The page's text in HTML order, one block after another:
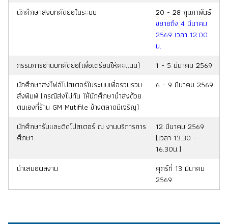
นักศึกษาส่งบทคัดย่อในระบบ
20 - 28 กุมภาพันธ์
ขยายถึง 4 มีนาคม
2569 เวลา 12.00
น.
กรรมการอ่านบทคัดย่อ(เพื่อเตรียมให้คะแนน)
1 - 5 มีนาคม 2569
นักศึกษาส่งไฟล์โปสเตอร์ในระบบเพื่อรวบรวม
สั่งพิมพ์ (กรณีส่งไม่ทัน ให้นักศึกษานำส่งด้วย
ตนเองที่ร้าน GM Mutifile ข้างตลาดมีเจริญ)
6 - 9 มีนาคม 2569
นักศึกษารับและติดโปสเตอร์ ณ งานบริการการ
ศึกษา
12 มีนาคม 2569
(เวลา 13.30 -
16.30น.)
นำเสนอผลงาน
ศุกร์ที่ 13 มีนาคม
2569